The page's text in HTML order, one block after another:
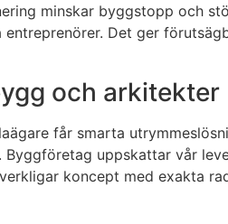
minskar byggstopp och
Det ger
och arkitekter
får smarta
uppskattar vår
koncept med exakta